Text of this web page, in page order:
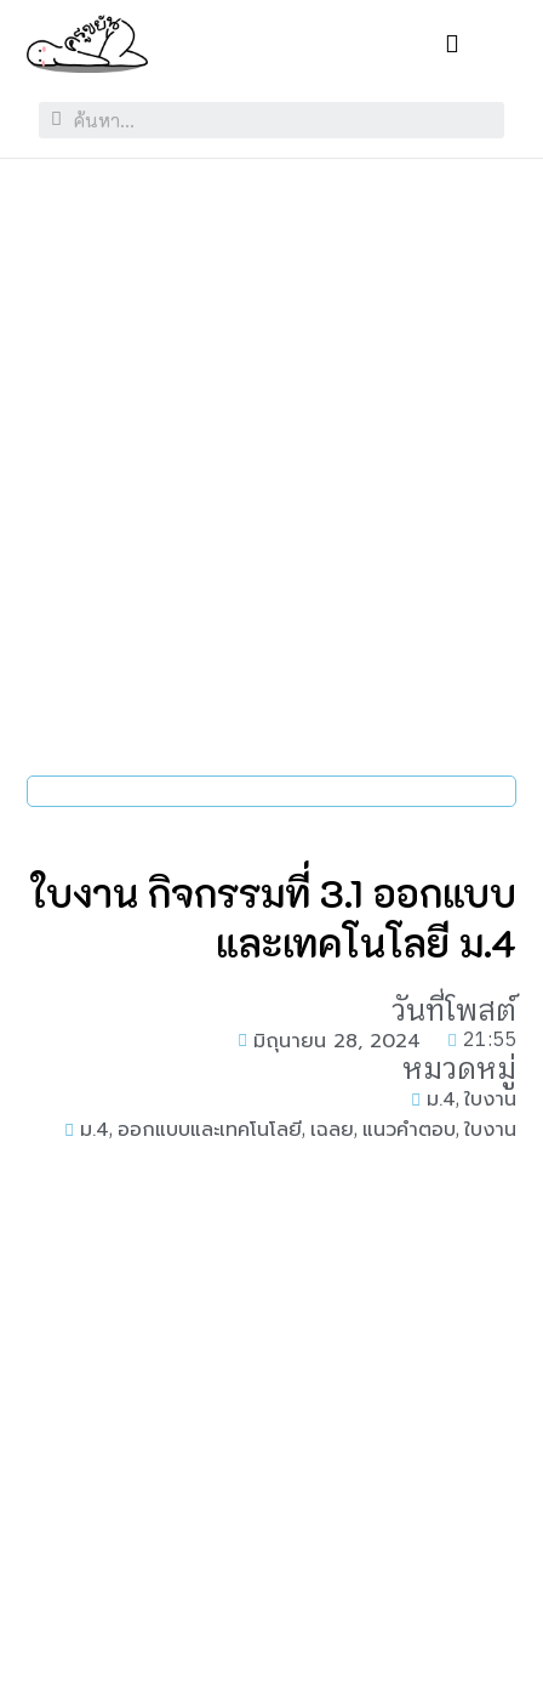
ใบงาน กิจกรรมที่ 3.1 ออกแบบ
และเทคโนโลยี ม.4
วันที่โพสต์
มิถุนายน 28, 2024 21:55
หมวดหมู่
ม.4,ใบงาน
ม.4, ออกแบบและเทคโนโลยี, เฉลย, แนวคำตอบ,ใบงาน